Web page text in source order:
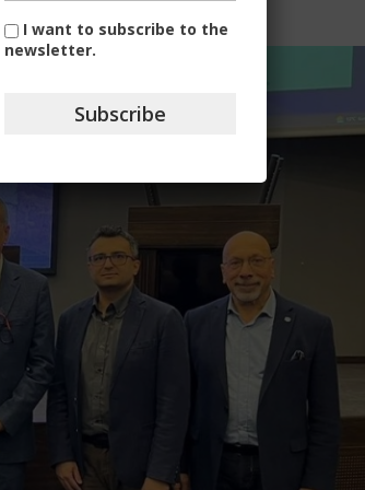
I want to subscribe to the
newsletter.
Subscribe